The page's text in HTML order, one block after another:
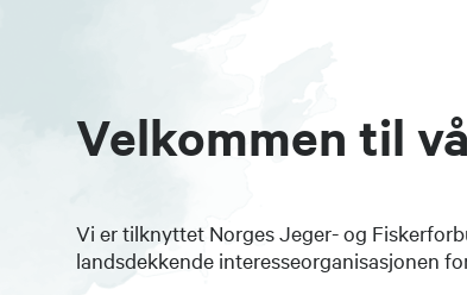
Velkommen til
Vi er tilknyttet Norges Jeger- og
landsdekkende interesseorganisasjonen